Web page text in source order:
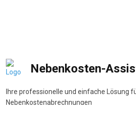
Nebenkosten-
Ihre professionelle und einfache Lösung
Nebenkostenabrechnungen